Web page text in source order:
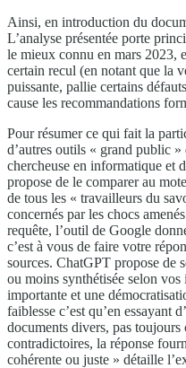
Ainsi, en introduction du
L’analyse présentée porte
le mieux connu en mars 2023,
certain recul (en notant que la
puissante, pallie certains
cause les recommandations
Pour résumer ce qui fait la
d’autres outils « grand public
chercheuse en informatique et
propose de le comparer au
de tous les « travailleurs du
concernés par les chocs
requête, l’outil de Google
c’est à vous de faire votre
sources. ChatGPT propose de
ou moins synthétisée selon
importante et une
faiblesse c’est qu’en essayant
documents divers, pas
contradictoires, la réponse
cohérente ou juste » détaille